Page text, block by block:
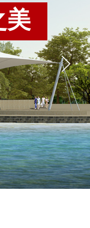
美
BEAUTY
耐磨实用